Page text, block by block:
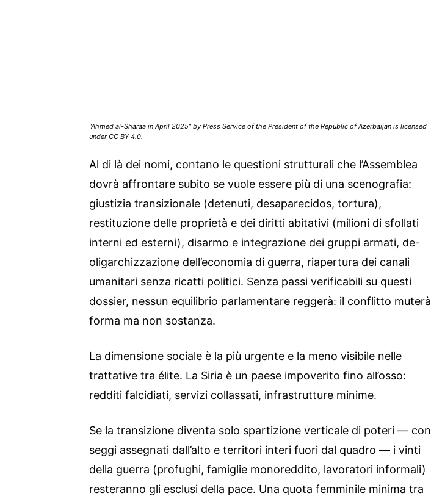
“Ahmed al-Sharaa in April 2025” by Press Service of the President of the Republic of Azerbaijan is licensed
under CC BY 4.0.
Al di là dei nomi, contano le questioni strutturali che l’Assemblea
dovrà affrontare subito se vuole essere più di una scenografia:
giustizia transizionale (detenuti, desaparecidos, tortura),
restituzione delle proprietà e dei diritti abitativi (milioni di sfollati
interni ed esterni), disarmo e integrazione dei gruppi armati, de-
oligarchizzazione dell’economia di guerra, riapertura dei canali
umanitari senza ricatti politici. Senza passi verificabili su questi
dossier, nessun equilibrio parlamentare reggerà: il conflitto muterà
forma ma non sostanza.
La dimensione sociale è la più urgente e la meno visibile nelle
trattative tra élite. La Siria è un paese impoverito fino all’osso:
redditi falcidiati, servizi collassati, infrastrutture minime.
Se la transizione diventa solo spartizione verticale di poteri — con
seggi assegnati dall’alto e territori interi fuori dal quadro — i vinti
della guerra (profughi, famiglie monoreddito, lavoratori informali)
resteranno gli esclusi della pace. Una quota femminile minima tra